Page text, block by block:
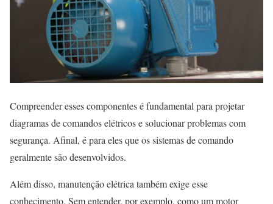
Compreender esses componentes é fundamental para projetar
diagramas de comandos elétricos e solucionar problemas com
segurança. Afinal, é para eles que os sistemas de comando
geralmente são desenvolvidos.
Além disso, manutenção elétrica também exige esse
conhecimento. Sem entender, por exemplo, como um motor